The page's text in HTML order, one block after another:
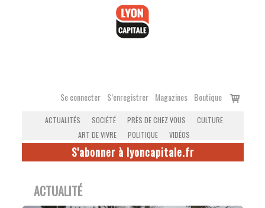
Se connecter S’enregistrer Magazines Boutique
Voir
ACTUALITÉS SOCIÉTÉ PRÈS DE CHEZ VOUS
CULTURE
ART DE VIVRE
POLITIQUE VIDÉOS
S'abonner à lyoncapitale.fr
ACTUALITÉ